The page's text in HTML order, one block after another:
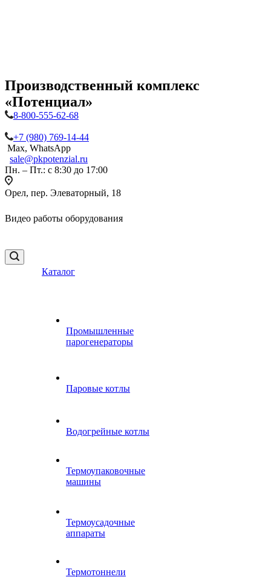
Производственный комплекс
«Потенциал»
8-800-555-62-68
+7 (980) 769-14-44
Max, WhatsApp
sale@pkpotenzial.ru
Пн. – Пт.: с 8:30 до 17:00
Орел, пер. Элеваторный, 18
Видео работы оборудования
Каталог
Промышленные
парогенераторы
Паровые котлы
Водогрейные котлы
Термоупаковочные
машины
Термоусадочные
аппараты
Термотоннели